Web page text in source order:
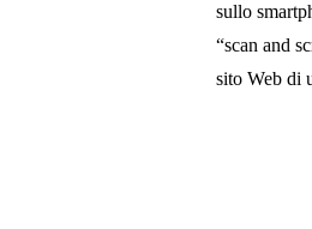
sullo
“scan and
sito Web di